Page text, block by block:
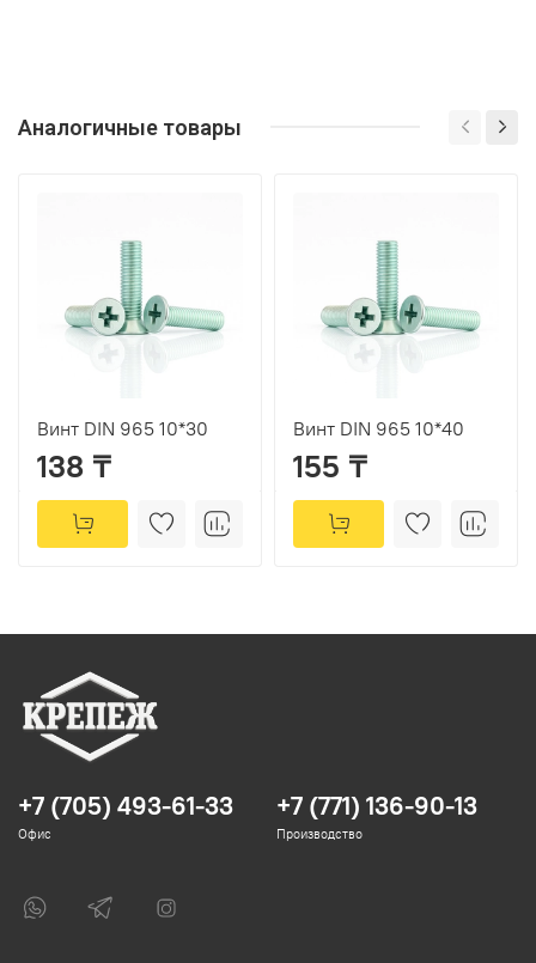
Аналогичные товары
Винт DIN 965 10*30
138 ₸
Винт DIN 965 10*40
155 ₸
+7 (705) 493-61-33
Офис
+7 (771) 136-90-13
Производство